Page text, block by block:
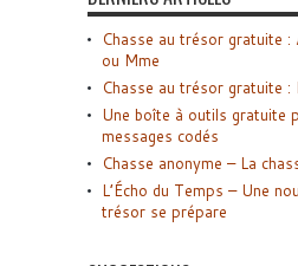
Chasse au trésor gratuite :
ou Mme
Chasse au trésor gratuite :
Une boîte à outils gratuite
messages codés
Chasse anonyme – La
L’Écho du Temps – Une
trésor se prépare